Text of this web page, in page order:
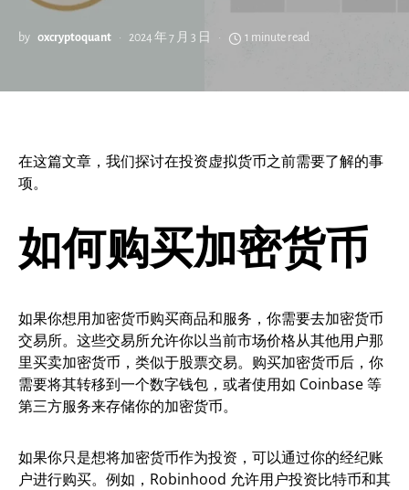
by 0xcryptoquant 2024 年 7 月 3 日 1 minute read
在这篇文章，我们探讨在投资虚拟货币之前需要了解的事
项。
如何购买加密货币
如果你想用加密货币购买商品和服务，你需要去加密货币
交易所。这些交易所允许你以当前市场价格从其他用户那
里买卖加密货币，类似于股票交易。购买加密货币后，你
需要将其转移到一个数字钱包，或者使用如 Coinbase 等
第三方服务来存储你的加密货币。
如果你只是想将加密货币作为投资，可以通过你的经纪账
户进行购买。例如，Robinhood 允许用户投资比特币和其